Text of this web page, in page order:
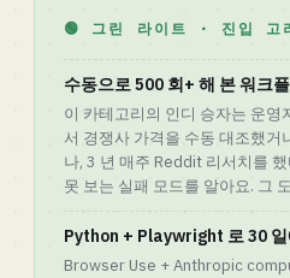
🟢 그린 라이트 · 진입 고
수동으로 500 회+ 해 본 워크
이 카테고리의 인디 승자는 운영
서 경쟁사 가격을 수동 대조했거
나, 3 년 매주 Reddit 리서치를
못 보는 실패 모드를 알아요. 그
Python + Playwright 로 30 일
Browser Use + Anthropic